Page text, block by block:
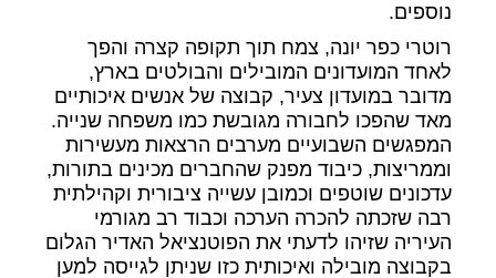
נוספים.
רוטרי כפר יונה, צמח תוך תקופה קצרה והפך
לאחד המועדונים המובילים והבולטים בארץ,
מדובר במועדון צעיר, קבוצה של אנשים איכותיים
מאד שהפכו לחבורה מגובשת כמו משפחה שנייה.
המפגשים השבועיים מערבים הרצאות מעשירות
וממריצות, כיבוד מפנק שהחברים מכינים בתורות,
עדכונים שוטפים וכמובן עשייה ציבורית וקהילתית
רבה שזכתה להכרה הערכה וכבוד רב מגורמי
העיריה שזיהו לדעתי את הפוטנציאל האדיר הגלום
בקבוצה מובילה ואיכותית כזו שניתן לגייסה למען